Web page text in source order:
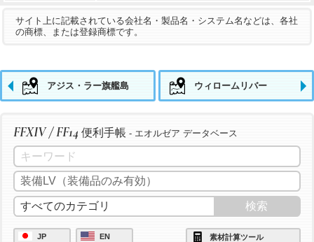
サイト上に記載されている会社名・製品名・システム名などは、各社
の商標、または登録商標です。
アジス・ラー旗艦島 ウィロームリバー
FFXIV / FF14 便利手帳 - エオルゼア データベース
JP EN 素材計算ツール